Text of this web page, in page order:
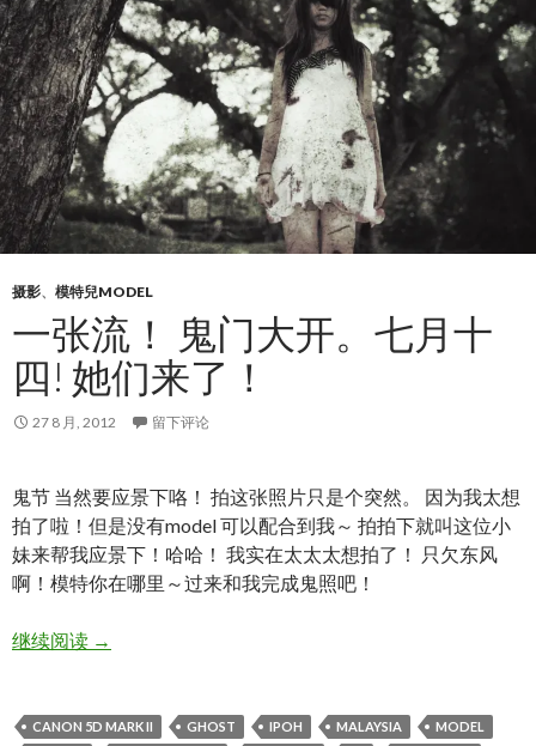
摄影、 模特兒MODEL
一张流！ 鬼门大开。七月十
四! 她们来了！
27 8 月, 2012 留下评论
鬼节 当然要应景下咯！ 拍这张照片只是个突然。 因为我太想
拍了啦！但是没有model 可以配合到我～ 拍拍下就叫这位小
妹来帮我应景下！哈哈！ 我实在太太太想拍了！ 只欠东风
啊！模特你在哪里～过来和我完成鬼照吧！
继续阅读一张流！ 鬼门大开。七月十四! 她们来了！
→
CANON 5D MARK II GHOST IPOH MALAYSIA
MODEL